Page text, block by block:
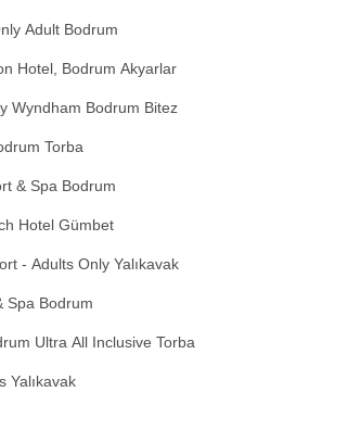
Adult Bodrum
Hotel, Bodrum Akyarlar
Wyndham Bodrum Bitez
Torba
& Spa Bodrum
Hotel Gümbet
- Adults Only Yalıkavak
Spa Bodrum
Ultra All Inclusive Torba
Yalıkavak